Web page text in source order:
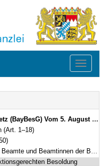
Toggle
(GVBl. S. 410, 764) BayRS 2032-1-1-F (Art. 1–111)
(Art. 1–18)
der Besoldungsordnungen A und B (Art. 19–38)
Besoldung